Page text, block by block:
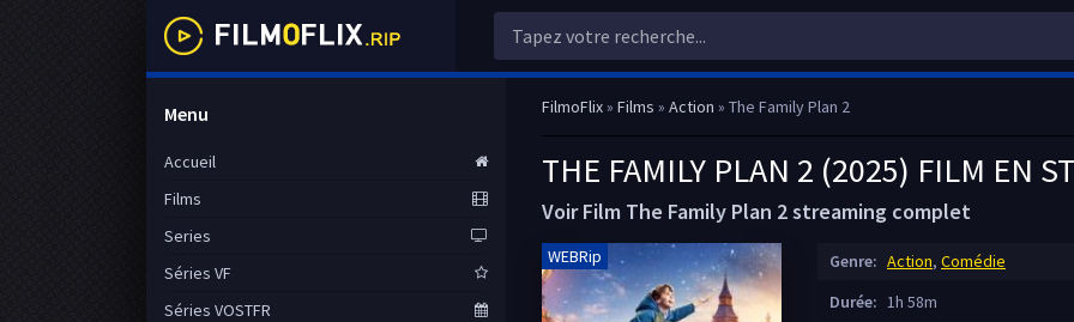
FilmoFlix» Films » Action » The Family Plan 2
THE FAMILY PLAN 2 (2025) FILM EN
Voir Film The Family Plan 2 streaming complet
WEBRip Genre: Action, Comédie
Durée: 1h 58m
Menu
Accueil
Films
Series
Séries VF
Séries VOSTFR